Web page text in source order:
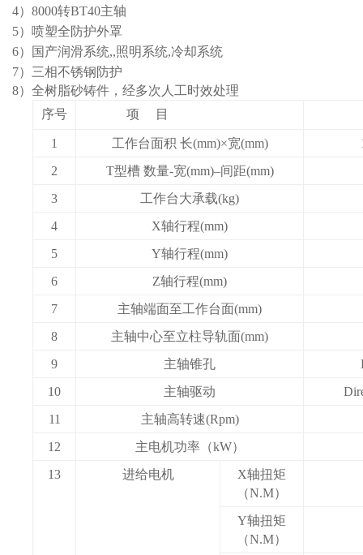
4） 8000转BT40主轴
5） 喷塑全防护外罩
6）国产润滑系统,,照明系统,冷却系统
7）三相不锈钢防护
8）全树脂砂铸件，经多次人工时效处理
序号
项 目
1 工作台面积 长(mm)×宽(mm)
2
T型槽 数量-宽(mm)–间距(mm)
3
工作台大承载(kg)
4
X轴行程(mm)
5
Y轴行程(mm)
6
Z轴行程(mm)
7
主轴端面至工作台面(mm)
8
主轴中心至立柱导轨面(mm)
9
主轴锥孔
10
主轴驱动
11
主轴高转速(Rpm)
12
主电机功率（kW）
13
进给电机
X轴扭矩
（N.M）
Y轴扭矩
（N.M）